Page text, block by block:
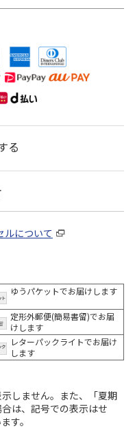
る
ルについて
ゆうパケットでお届けします
定形外郵便(簡易書留)でお届
けします
レターパックライトでお届け
します
しません。また、「夏期
は、記号での表示はせ
す。